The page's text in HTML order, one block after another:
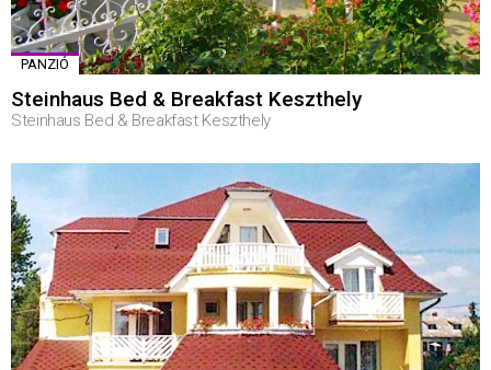
PANZIÓ
Steinhaus Bed & Breakfast Keszthely
Steinhaus Bed & Breakfast Keszthely